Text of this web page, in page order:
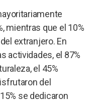
mientras que el 10%
extranjero. En
actividades, el 87%
el 45%
del
se dedicaron